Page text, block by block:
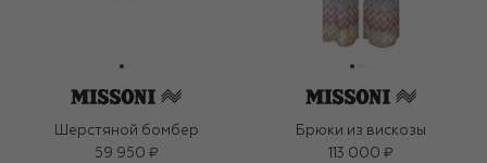
Шерстяной бомбер
59 950 ₽
Брюки из вискозы
113 000 ₽